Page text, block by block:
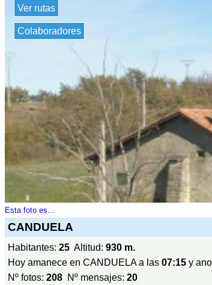
Ver rutas
Colaboradores
Esta foto es...
CANDUELA
Habitantes: 25 Altitud: 930 m.
Hoy amanece en CANDUELA a las 07:15 y
Nº fotos: 208 Nº mensajes: 20